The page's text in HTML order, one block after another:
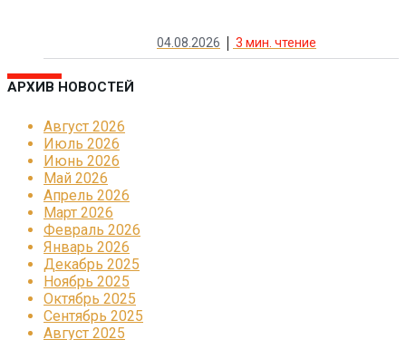
04.08.2026 3 мин. чтение
АРХИВ НОВОСТЕЙ
Август 2026
Июль 2026
Июнь 2026
Май 2026
Апрель 2026
Март 2026
Февраль 2026
Январь 2026
Декабрь 2025
Ноябрь 2025
Октябрь 2025
Сентябрь 2025
Август 2025